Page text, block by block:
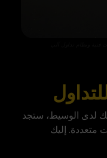
لدى الوسيط، ستجد
إليك